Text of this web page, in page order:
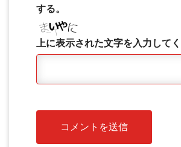
する。
上に表示された文字を入力してく